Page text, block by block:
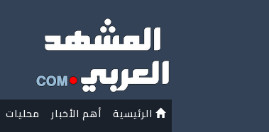
الرئيسية أهم الأخبار محليات